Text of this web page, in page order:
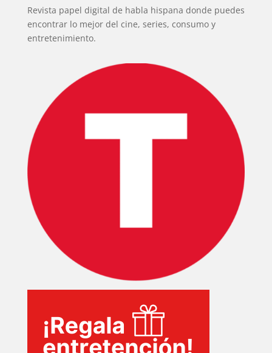
Revista papel digital de habla hispana donde puedes
encontrar lo mejor del cine, series, consumo y
entretenimiento.